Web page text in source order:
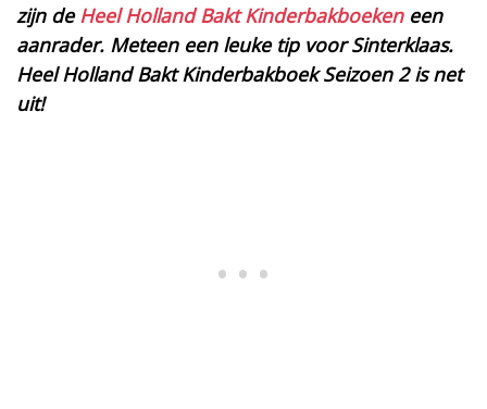
zijn de Heel Holland Bakt Kinderbakboekeneen
aanrader. Meteen een leuke tip voor Sinterklaas.
Heel Holland Bakt Kinderbakboek Seizoen 2 is net
uit!